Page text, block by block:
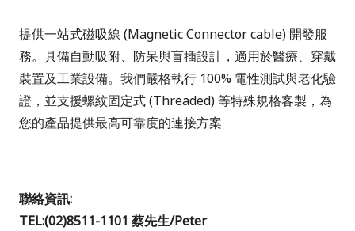
提供一站式磁吸線 (Magnetic Connector cable) 開發服
務。具備自動吸附、防呆與盲插設計，適用於醫療、穿戴
裝置及工業設備。我們嚴格執行 100% 電性測試與老化驗
證，並支援螺紋固定式 (Threaded) 等特殊規格客製，為
您的產品提供最高可靠度的連接方案
聯絡資訊:
TEL:(02)8511-1101 蔡先生/Peter